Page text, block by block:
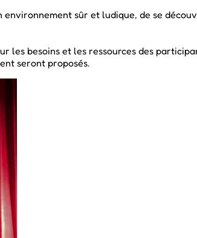
environnement sûr et ludique, de se
les besoins et les ressources des
seront proposés.